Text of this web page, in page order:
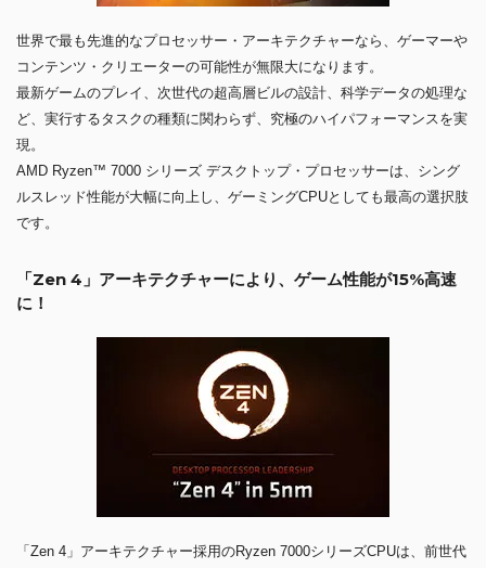
世界で最も先進的なプロセッサー・アーキテクチャーなら、ゲーマーや
コンテンツ・クリエーターの可能性が無限大になります。
最新ゲームのプレイ、次世代の超高層ビルの設計、科学データの処理な
ど、実行するタスクの種類に関わらず、究極のハイパフォーマンスを実
現。
AMD Ryzen™ 7000 シリーズ デスクトップ・プロセッサーは、シング
ルスレッド性能が大幅に向上し、ゲーミングCPUとしても最高の選択肢
です。
「Zen 4」アーキテクチャーにより、ゲーム性能が15%高速
に！
「Zen 4」アーキテクチャー採用のRyzen 7000シリーズCPUは、前世代